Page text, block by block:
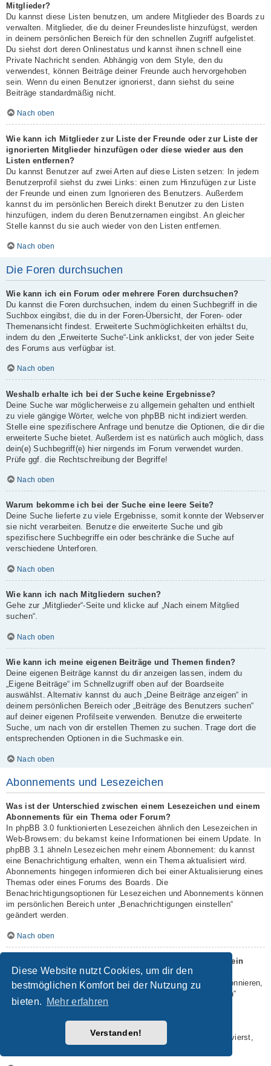
Diese Website nutzt Cookies, um dir den
bestmöglichen Komfort bei der Nutzung zu
bieten.
Mehr erfahren
Verstanden!
Mitglieder?
Du kannst diese Listen benutzen, um andere Mitglieder des Boards zu
verwalten. Mitglieder, die du deiner Freundesliste hinzufügst, werden
in deinem persönlichen Bereich für den schnellen Zugriff aufgelistet.
Du siehst dort deren Onlinestatus und kannst ihnen schnell eine
Private Nachricht senden. Abhängig von dem Style, den du
verwendest, können Beiträge deiner Freunde auch hervorgehoben
sein. Wenn du einen Benutzer ignorierst, dann siehst du seine
Beiträge standardmäßig nicht.
Nach oben
Wie kann ich Mitglieder zur Liste der Freunde oder zur Liste der
ignorierten Mitglieder hinzufügen oder diese wieder aus den
Listen entfernen?
Du kannst Benutzer auf zwei Arten auf diese Listen setzen: In jedem
Benutzerprofil siehst du zwei Links: einen zum Hinzufügen zur Liste
der Freunde und einen zum Ignorieren des Benutzers. Außerdem
kannst du im persönlichen Bereich direkt Benutzer zu den Listen
hinzufügen, indem du deren Benutzernamen eingibst. An gleicher
Stelle kannst du sie auch wieder von den Listen entfernen.
Nach oben
Die Foren durchsuchen
Wie kann ich ein Forum oder mehrere Foren durchsuchen?
Du kannst die Foren durchsuchen, indem du einen Suchbegriff in die
Suchbox eingibst, die du in der Foren-Übersicht, der Foren- oder
Themenansicht findest. Erweiterte Suchmöglichkeiten erhältst du,
indem du den „Erweiterte Suche“-Link anklickst, der von jeder Seite
des Forums aus verfügbar ist.
Nach oben
Weshalb erhalte ich bei der Suche keine Ergebnisse?
Deine Suche war möglicherweise zu allgemein gehalten und enthielt
zu viele gängige Wörter, welche von phpBB nicht indiziert werden.
Stelle eine spezifischere Anfrage und benutze die Optionen, die dir die
erweiterte Suche bietet. Außerdem ist es natürlich auch möglich, dass
dein(e) Suchbegriff(e) hier nirgends im Forum verwendet wurden.
Prüfe ggf. die Rechtschreibung der Begriffe!
Nach oben
Warum bekomme ich bei der Suche eine leere Seite?
Deine Suche lieferte zu viele Ergebnisse, somit konnte der Webserver
sie nicht verarbeiten. Benutze die erweiterte Suche und gib
spezifischere Suchbegriffe ein oder beschränke die Suche auf
verschiedene Unterforen.
Nach oben
Wie kann ich nach Mitgliedern suchen?
Gehe zur „Mitglieder“-Seite und klicke auf „Nach einem Mitglied
suchen“.
Nach oben
Wie kann ich meine eigenen Beiträge und Themen finden?
Deine eigenen Beiträge kannst du dir anzeigen lassen, indem du
„Eigene Beiträge“ im Schnellzugriff oben auf der Boardseite
auswählst. Alternativ kannst du auch „Deine Beiträge anzeigen“ in
deinem persönlichen Bereich oder „Beiträge des Benutzers suchen“
auf deiner eigenen Profilseite verwenden. Benutze die erweiterte
Suche, um nach von dir erstellen Themen zu suchen. Trage dort die
entsprechenden Optionen in die Suchmaske ein.
Nach oben
Abonnements und Lesezeichen
Was ist der Unterschied zwischen einem Lesezeichen und einem
Abonnements für ein Thema oder Forum?
In phpBB 3.0 funktionierten Lesezeichen ähnlich den Lesezeichen in
Web-Browsern: du bekamst keine Informationen bei einem Update. In
phpBB 3.1 ähneln Lesezeichen mehr einem Abonnement: du kannst
eine Benachrichtigung erhalten, wenn ein Thema aktualisiert wird.
Abonnements hingegen informieren dich bei einer Aktualisierung eines
Themas oder eines Forums des Boards. Die
Benachrichtigungsoptionen für Lesezeichen und Abonnements können
im persönlichen Bereich unter „Benachrichtigungen einstellen“
geändert werden.
Nach oben
Wie kann ich ein Lesezeichen auf ein Thema setzen oder ein
Thema abonnieren?
Du kannst ein Lesezeichen auf ein Thema setzen oder es abonnieren,
in dem du die entsprechende Option in den „Themen-Optionen“
auswählst, die sich normalerweise ober- und unterhalb des
benachrichtigen, sobald eine Antwort geschrieben wurde“ aktivierst,